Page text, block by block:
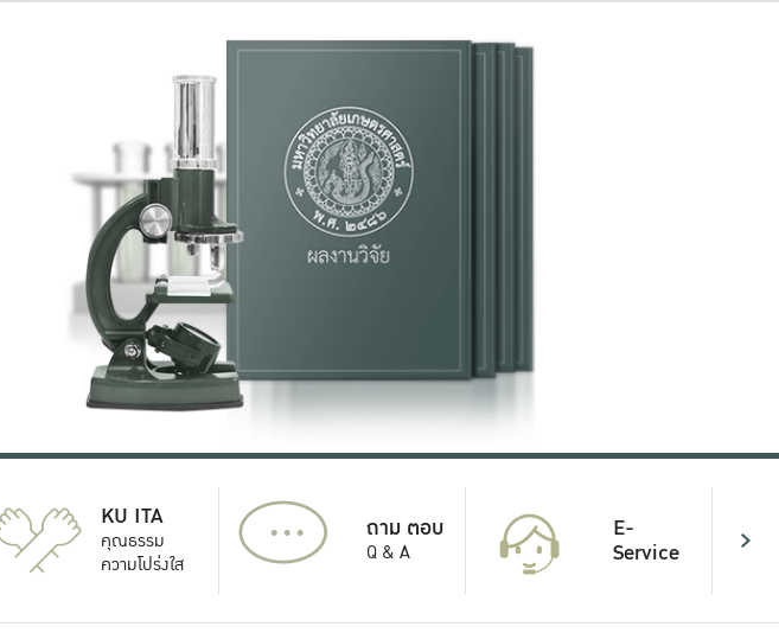
KU ITA
คุณธรรม
ความโปร่งใส
... ถาม ตอบ
Q & A
E-
Service